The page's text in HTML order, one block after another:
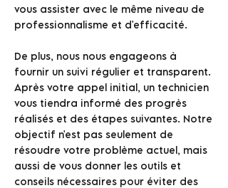
vous assister avec le même niveau de
professionnalisme et d'efficacité.
De plus, nous nous engageons à
fournir un suivi régulier et transparent.
Après votre appel initial, un technicien
vous tiendra informé des progrès
réalisés et des étapes suivantes. Notre
objectif n'est pas seulement de
résoudre votre problème actuel, mais
aussi de vous donner les outils et
conseils nécessaires pour éviter des